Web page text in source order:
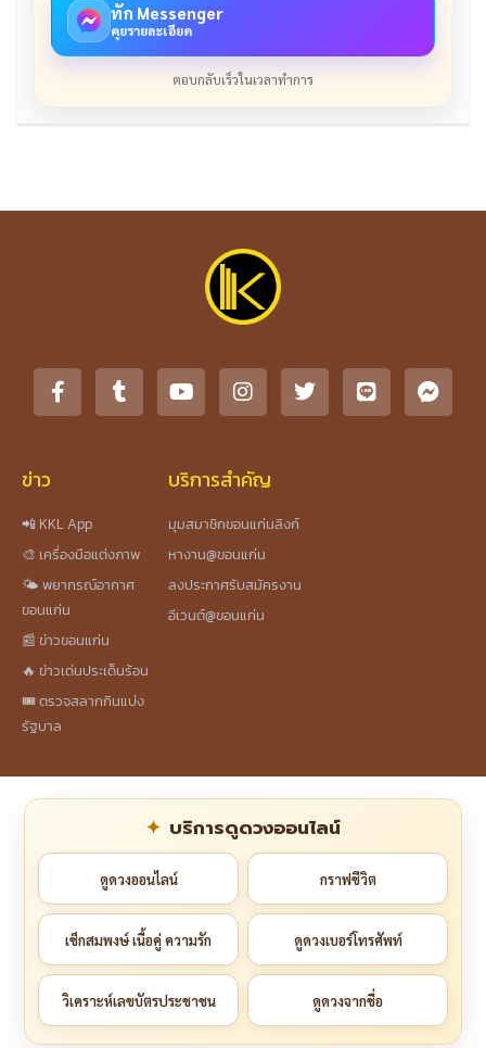
ทัก Messenger
คุยรายละเอียด
ตอบกลับเร็วในเวลาทำการ
ข่าว
📲 KKL App
🎨 เครื่องมือแต่งภาพ
🌤️ พยากรณ์อากาศ
ขอนแก่น
📰 ข่าวขอนแก่น
🔥 ข่าวเด่นประเด็นร้อน
🎟️ ตรวจสลากกินแบ่ง
รัฐบาล
บริการสำคัญ
มุมสมาชิกขอนแก่นลิงก์
หางาน@ขอนแก่น
ลงประกาศรับสมัครงาน
อีเวนต์@ขอนแก่น
บริการดูดวงออนไลน์
ดูดวงออนไลน์ กราฟชีวิต
เช็กสมพงษ์ เนื้อคู่ ความรัก ดูดวงเบอร์โทรศัพท์
วิเคราะห์เลขบัตรประชาชน ดูดวงจากชื่อ